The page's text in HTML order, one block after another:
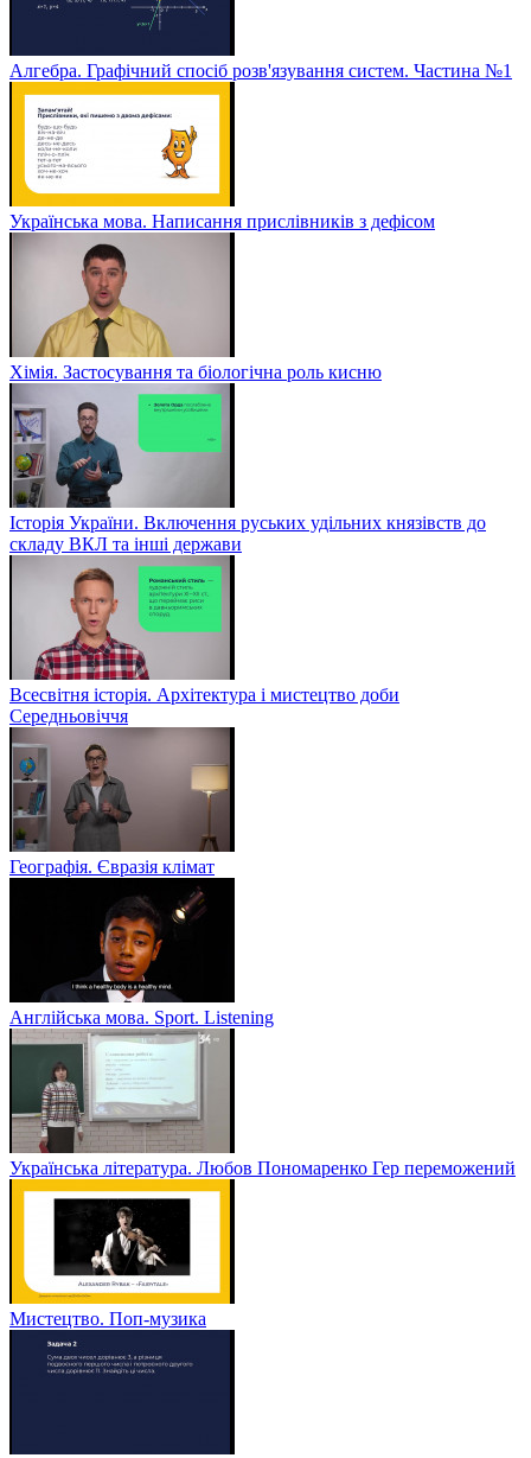
Алгебра. Графічний спосіб розв'язування систем. Частина №1
Українська мова. Написання прислівників з дефісом
Хімія. Застосування та біологічна роль кисню
Історія України. Включення руських удільних князівств до
складу ВКЛ та інші держави
Всесвітня історія. Архітектура і мистецтво доби
Середньовіччя
Географія. Євразія клімат
Англійська мова. Sport. Listening
Українська література. Любов Пономаренко Гер переможений
Мистецтво. Поп-музика